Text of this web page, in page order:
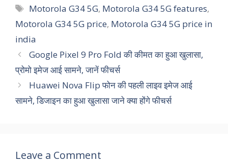
Tags
Motorola G34 5G, Motorola G34 5G features,
Motorola G34 5G price, Motorola G34 5G price in
india
Google Pixel 9 Pro Fold की कीमत का हुआ खुलासा,
प्रोमो इमेज आई सामने, जानें फीचर्स
Huawei Nova Flip फोन की पहली लाइव इमेज आई
सामने, डिजाइन का हुआ खुलासा जाने क्या होंगे फीचर्स
Leave a Comment